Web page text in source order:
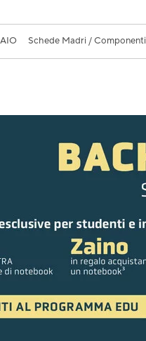
Schede Madri / Componenti